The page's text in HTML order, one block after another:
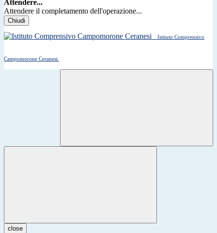
Attendere...
Attendere il completamento dell'operazione...
Chiudi
Istituto Comprensivo
Campomorone Ceranesi
close